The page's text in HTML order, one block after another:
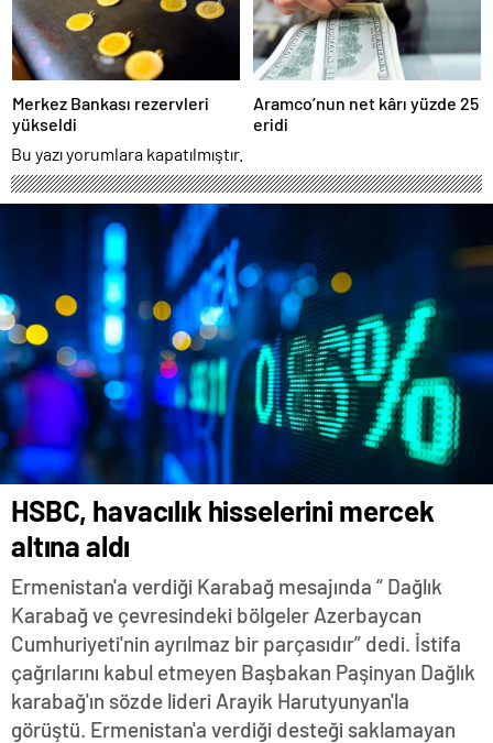
Merkez Bankası rezervleri
yükseldi
Aramco’nun net kârı yüzde 25
eridi
Bu yazı yorumlara kapatılmıştır.
HSBC, havacılık hisselerini mercek
altına aldı
Ermenistan'a verdiği Karabağ mesajında “ Dağlık
Karabağ ve çevresindeki bölgeler Azerbaycan
Cumhuriyeti'nin ayrılmaz bir parçasıdır” dedi. İstifa
çağrılarını kabul etmeyen Başbakan Paşinyan Dağlık
karabağ'ın sözde lideri Arayik Harutyunyan'la
görüştü. Ermenistan'a verdiği desteği saklamayan